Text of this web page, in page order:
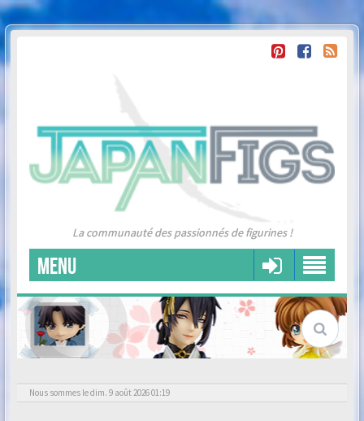
La communauté des passionnés de figurines !
MENU
Nous sommes le dim. 9 août 2026 01:19